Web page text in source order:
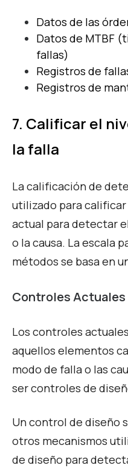
Datos de las
Datos de MTBF
fallas)
Registros de
Registros de
7. Calificar el
la falla
La calificación de
utilizado para
actual para detectar
o la causa. La escala
métodos se basa en
Controles
Los controles
aquellos elementos
modo de falla o las
ser controles de
Un control de diseño
otros mecanismos
de diseño para